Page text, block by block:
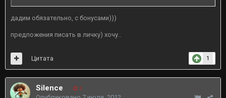
дадим обязательно, с бонусами)))
предложения писать в личку) хочу..
1
Цитата
Silence 3